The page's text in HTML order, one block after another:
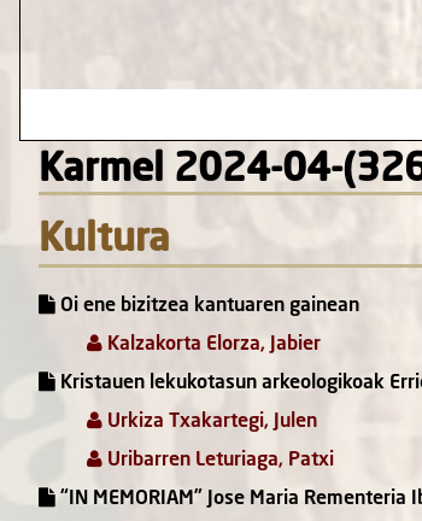
Karmel 2024-04-
Kultura
Oi ene bizitzea kantuaren gainean
Kalzakorta Elorza, Jabier
Kristauen lekukotasun arkeologikoak
Urkiza Txakartegi, Julen
Uribarren Leturiaga, Patxi
“IN MEMORIAM” Jose Maria Rementeria